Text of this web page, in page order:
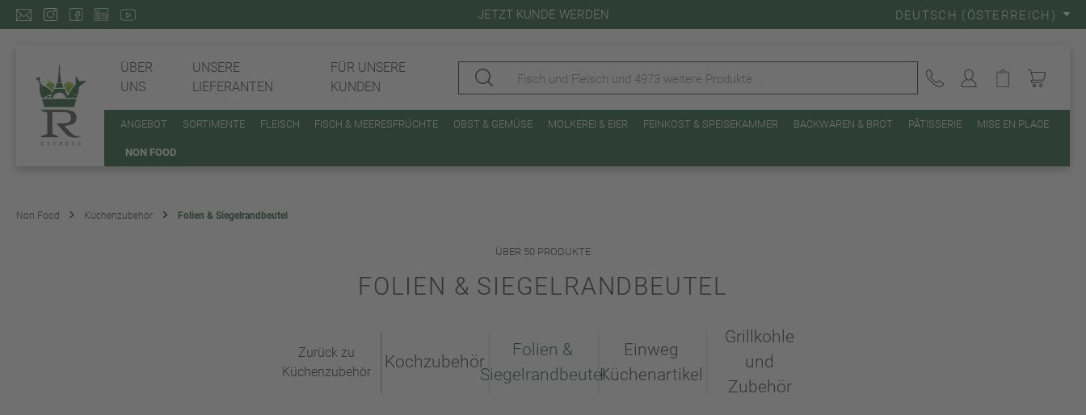
JETZT KUNDE WERDEN DEUTSCH (ÖSTERREICH)
ÜBER
UNS
UNSERE
LIEFERANTEN
FÜR UNSERE
KUNDEN
ANGEBOT SORTIMENTE FLEISCH FISCH & MEERESFRÜCHTE OBST & GEMÜSE MOLKEREI & EIER FEINKOST & SPEISEKAMMER BACKWAREN & BROT PÂTISSERIE MISE EN PLACE
NON FOOD
Non Food Küchenzubehör Folien & Siegelrandbeutel
ÜBER 50 PRODUKTE
FOLIEN & SIEGELRANDBEUTEL
Zurück zu
Küchenzubehör
Kochzubehör
Folien &
Siegelrandbeutel
Einweg
Küchenartikel
Grillkohle
und
Zubehör